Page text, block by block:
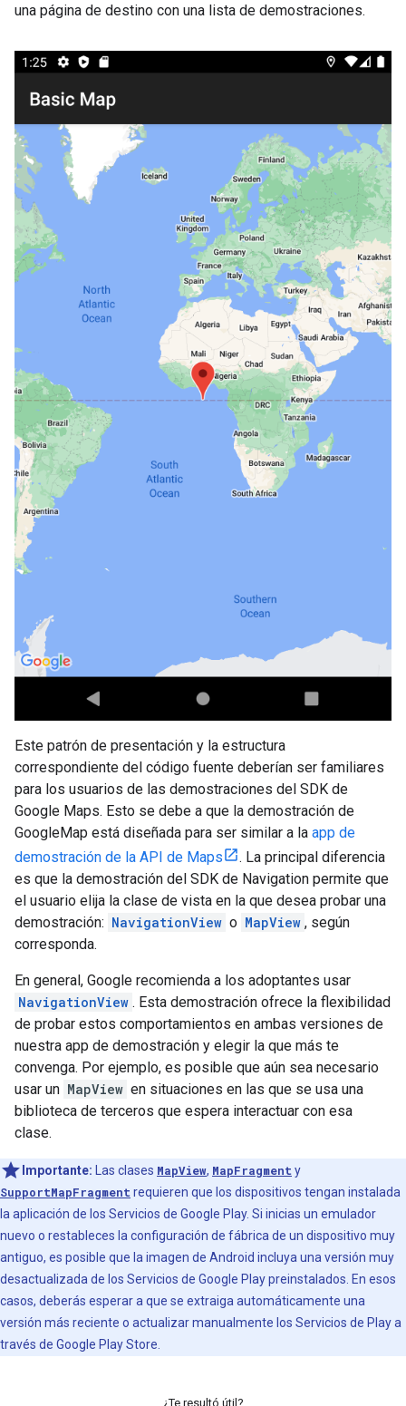
una página de destino con una lista de demostraciones.
Este patrón de presentación y la estructura
correspondiente del código fuente deberían ser familiares
para los usuarios de las demostraciones del SDK de
Google Maps. Esto se debe a que la demostración de
GoogleMap está diseñada para ser similar a la app de
demostración de la API de Maps
. La principal diferencia
es que la demostración del SDK de Navigation permite que
el usuario elija la clase de vista en la que desea probar una
demostración: NavigationView o MapView , según
corresponda.
En general, Google recomienda a los adoptantes usar
NavigationView . Esta demostración ofrece la flexibilidad
de probar estos comportamientos en ambas versiones de
nuestra app de demostración y elegir la que más te
convenga. Por ejemplo, es posible que aún sea necesario
usar un MapView en situaciones en las que se usa una
biblioteca de terceros que espera interactuar con esa
clase.
Importante: Las clases MapView, MapFragment y
SupportMapFragment requieren que los dispositivos tengan instalada
la aplicación de los Servicios de Google Play. Si inicias un emulador
nuevo o restableces la configuración de fábrica de un dispositivo muy
antiguo, es posible que la imagen de Android incluya una versión muy
desactualizada de los Servicios de Google Play preinstalados. En esos
casos, deberás esperar a que se extraiga automáticamente una
versión más reciente o actualizar manualmente los Servicios de Play a
través de Google Play Store.
¿Te resultó útil?